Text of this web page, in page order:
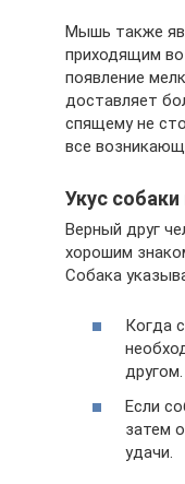
Мышь также
приходящим
появление
доставляет
спящему не
все
Укус
Верный друг
хорошим
Собака
Когда
другом.
Если
затем
удачи.